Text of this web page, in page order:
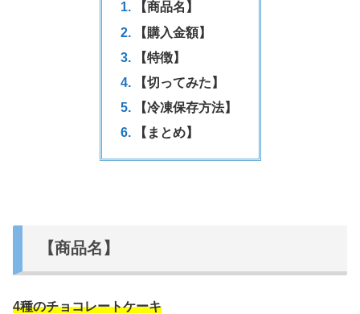
【商品名】
【購入金額】
【特徴】
【切ってみた】
【冷凍保存方法】
【まとめ】
【商品名】
4種のチョコレートケーキ